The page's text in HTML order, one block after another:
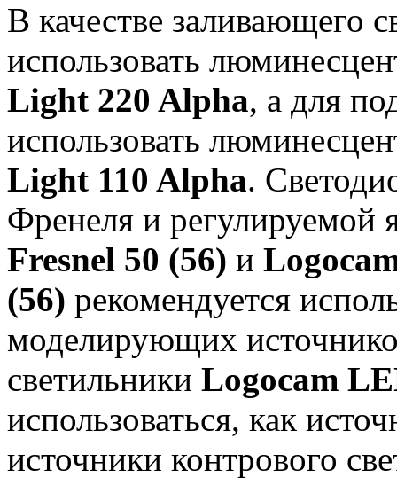
В качестве заливающего
использовать
Light 220 Alpha, а для
использовать
Light 110 Alpha.
Френеля и регулируемой
Fresnel 50 (56) и
(56) рекомендуется
моделирующих
светильники Logocam
использоваться, как
источники контрового